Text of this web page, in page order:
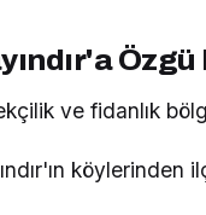
ve fidanlık
köylerinden